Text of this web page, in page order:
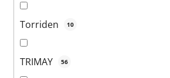
Torriden 10
TRIMAY 56